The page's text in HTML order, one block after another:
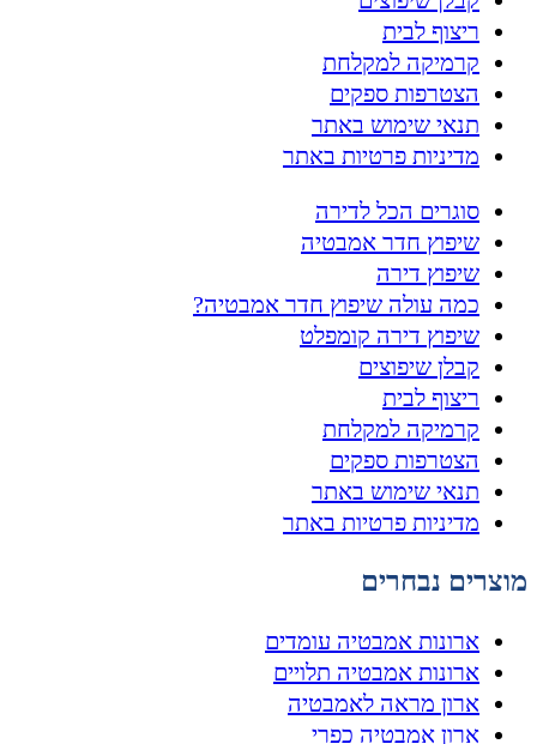
ריצוף לבית
קרמיקה למקלחת
הצטרפות ספקים
תנאי שימוש באתר
מדיניות פרטיות באתר
סוגרים הכל לדירה
שיפוץ חדר אמבטיה
שיפוץ דירה
כמה עולה שיפוץ חדר אמבטיה?
שיפוץ דירה קומפלט
קבלן שיפוצים
ריצוף לבית
קרמיקה למקלחת
הצטרפות ספקים
תנאי שימוש באתר
מדיניות פרטיות באתר
מוצרים נבחרים
ארונות אמבטיה עומדים
ארונות אמבטיה תלויים
ארון מראה לאמבטיה
ארון אמבטיה כפרי